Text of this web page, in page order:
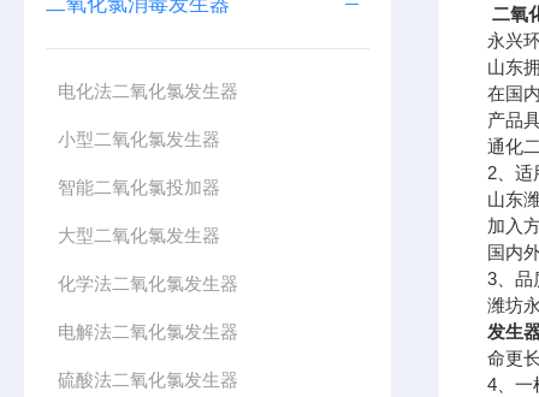
电化法二氧化氯发生器
小型二氧化氯发生器
智能二氧化氯投加器
大型二氧化氯发生器
化学法二氧化氯发生器
电解法二氧化氯发生器
硫酸法二氧化氯发生器
二氧
永兴
山东
在国
产品
通化
2、适
山东
加入
国内
3、
潍坊
发生
命更
4、一